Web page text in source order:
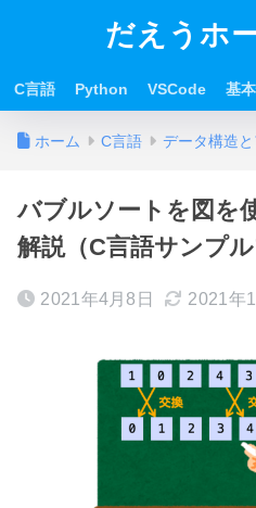
だえうホ
C言語 Python VSCode 基
ホーム C言語 データ構造
バブルソートを図を
解説（C言語サンプ
2021年4月8日 2021年